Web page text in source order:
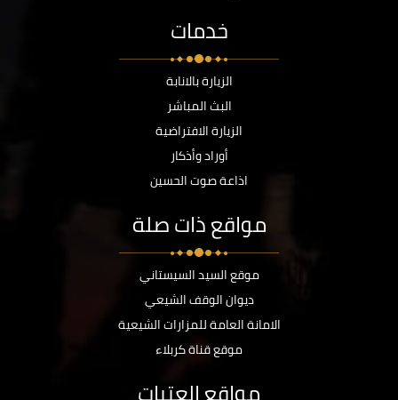
خدمات
الزيارة بالانابة
البث المباشر
الزيارة الافتراضية
أوراد وأذكار
اذاعة صوت الحسين
مواقع ذات صلة
موقع السيد السيستاني
ديوان الوقف الشيعي
الامانة العامة للمزارات الشيعية
موقع قناة كربلاء